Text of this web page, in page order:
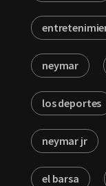
neymar
los deportes
neymar jr
el barsa